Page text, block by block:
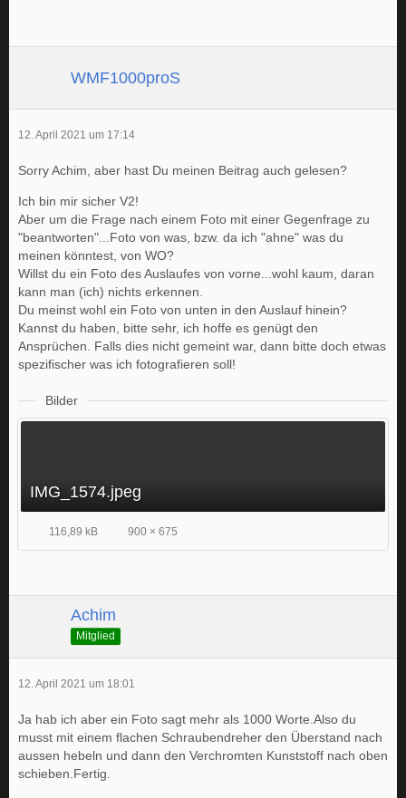
WMF1000proS
12. April 2021 um 17:14
Sorry Achim, aber hast Du meinen Beitrag auch gelesen?
Ich bin mir sicher V2!
Aber um die Frage nach einem Foto mit einer Gegenfrage zu
"beantworten"...Foto von was, bzw. da ich "ahne" was du
meinen könntest, von WO?
Willst du ein Foto des Auslaufes von vorne...wohl kaum, daran
kann man (ich) nichts erkennen.
Du meinst wohl ein Foto von unten in den Auslauf hinein?
Kannst du haben, bitte sehr, ich hoffe es genügt den
Ansprüchen. Falls dies nicht gemeint war, dann bitte doch etwas
spezifischer was ich fotografieren soll!
Bilder
IMG_1574.jpeg
116,89 kB 900 × 675
Achim
Mitglied
12. April 2021 um 18:01
Ja hab ich aber ein Foto sagt mehr als 1000 Worte.Also du
musst mit einem flachen Schraubendreher den Überstand nach
aussen hebeln und dann den Verchromten Kunststoff nach oben
schieben.Fertig.